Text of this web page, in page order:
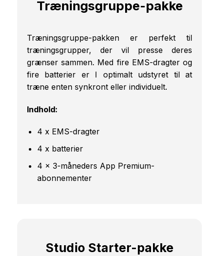
Træningsgruppe-pakke
Træningsgruppe-pakken er perfekt til
træningsgrupper, der vil presse deres
grænser sammen. Med fire EMS-dragter og
fire batterier er I optimalt udstyret til at
træne enten synkront eller individuelt.
Indhold:
4 x EMS-dragter
4 x batterier
4 x 3-måneders App Premium-
abonnementer
Studio Starter-pakke